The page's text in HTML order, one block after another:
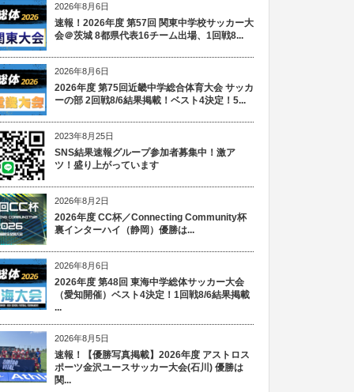
2026年8月6日
速報！2026年度 第57回 関東中学校サッカー大
会＠茨城 8都県代表16チーム出場、1回戦8...
2026年8月6日
2026年度 第75回近畿中学総合体育大会 サッカ
ーの部 2回戦8/6結果掲載！ベスト4決定！5...
2023年8月25日
SNS結果速報グループ参加者募集中！激ア
ツ！盛り上がっています
2026年8月2日
2026年度 CC杯／Connecting Community杯
裏インターハイ（静岡）優勝は...
2026年8月6日
2026年度 第48回 東海中学総体サッカー大会
（愛知開催）ベスト4決定！1回戦8/6結果掲載
...
2026年8月5日
速報！【優勝写真掲載】2026年度 アストロス
ポーツ金沢ユースサッカー大会(石川) 優勝は
関...